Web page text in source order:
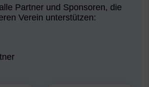
Partner und Sponsoren, die
Verein unterstützen: